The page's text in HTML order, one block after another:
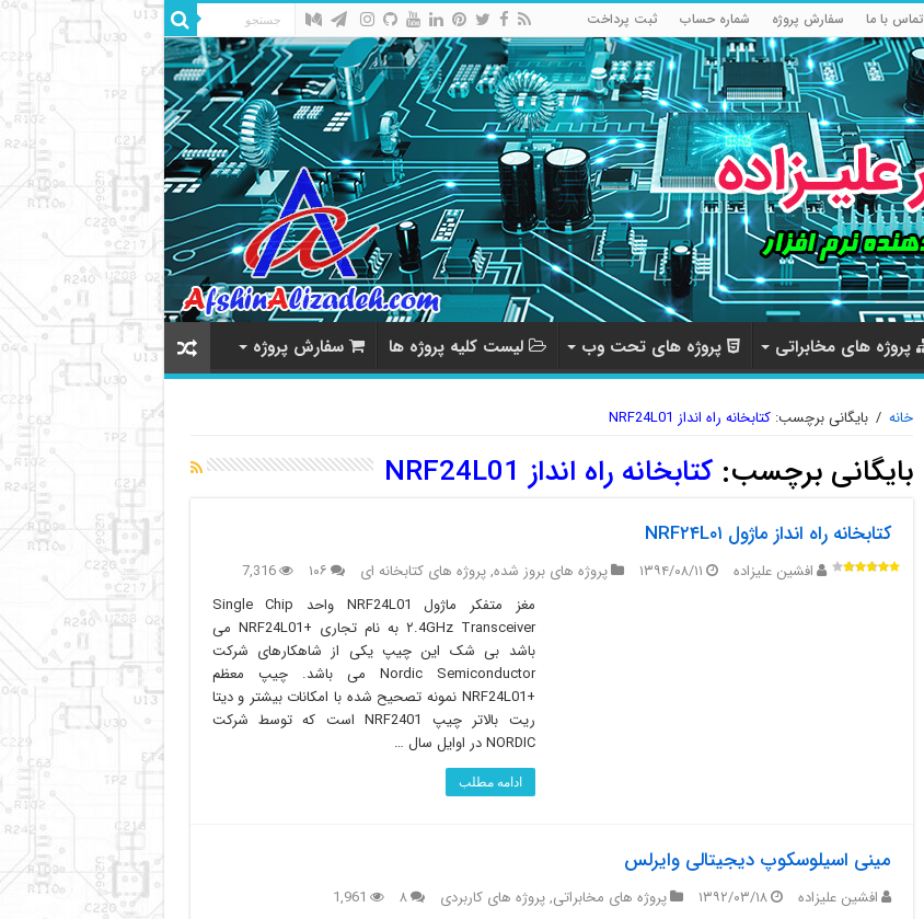
تماس با ما سفارش پروژه شماره حساب ثبت پرداخت
پروژه های مخابراتی پروژه های تحت وب لیست کلیه پروژه ها سفارش پروژه
خانه / بایگانی برچسب:کتابخانه راه انداز NRF24L01
بایگانی برچسب:کتابخانه راه انداز NRF24L01
کتابخانه راه انداز ماژول NRF۲۴L۰۱
افشین علیزاده ۱۳۹۴/۰۸/۱۱ پروژه های بروز شده,پروژه های کتابخانه ای ۱۰۶
7,316
مغز متفکر ماژول NRF24L01 واحد Single Chip
۲.4GHz Transceiver به نام تجاری +NRF24L01 می
باشد بی شک این چیپ یکی از شاهکارهای شرکت
Nordic Semiconductor می باشد. چیپ معظم
+NRF24L01 نمونه تصحیح شده با امکانات بیشتر و دیتا
ریت بالاتر چیپ NRF2401 است که توسط شرکت
NORDIC در اوایل سال …
ادامه مطلب
مینی اسیلوسکوپ دیجیتالی وایرلس
افشین علیزاده ۱۳۹۲/۰۳/۱۸ پروژه های مخابراتی,پروژه های کاربردی ۸
1,961